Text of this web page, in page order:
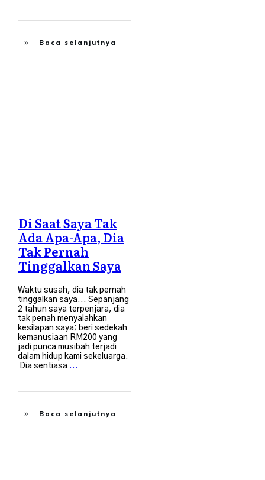
Baca selanjutnya
Di Saat Saya Tak
Ada Apa-Apa, Dia
Tak Pernah
Tinggalkan Saya
​Waktu susah, dia tak pernah
tinggalkan saya... ​Sepanjang
2 tahun saya terpenjara, dia
tak penah menyalahkan
kesilapan saya; beri sedekah
kemanusiaan RM200 yang
jadi punca musibah terjadi
dalam hidup kami sekeluarga.
​Dia sentiasa ...
Baca selanjutnya